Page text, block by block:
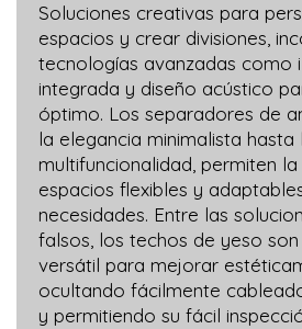
Soluciones creativas para
espacios y crear divisiones,
tecnologías avanzadas como
integrada y diseño acústico
óptimo. Los separadores de
la elegancia minimalista hasta
multifuncionalidad, permiten
espacios flexibles y
necesidades. Entre las
falsos, los techos de yeso
versátil para mejorar
ocultando fácilmente
y permitiendo su fácil